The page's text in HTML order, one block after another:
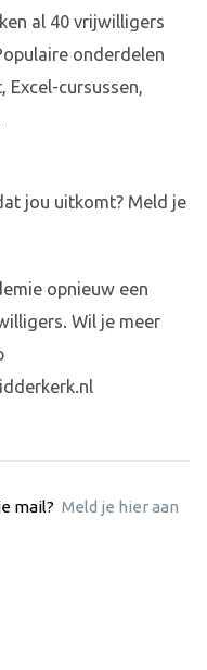
al 40 vrijwilligers
onderdelen
Excel-cursussen,
jou uitkomt? Meld je
opnieuw een
Wil je meer
mail? Meld je hier aan